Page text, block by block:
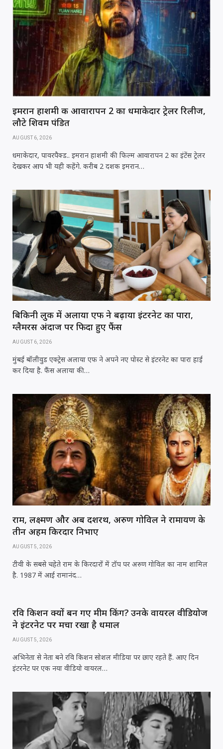
इमरान हाशमी की आवारापन 2 का धमाकेदार ट्रेलर रिलीज,
लौटे शिवम पंडित
AUGUST 6, 2026
धमाकेदार, पावरपैक्ड.. इमरान हाशमी की फिल्म आवारापन 2 का इंटेंस ट्रेलर
देखकर आप भी यही कहेंगे. करीब 2 दशक इमरान…
बिकिनी लुक में अलाया एफ ने बढ़ाया इंटरनेट का पारा,
ग्लैमरस अंदाज पर फिदा हुए फैंस
AUGUST 6, 2026
मुंबई बॉलीवुड एक्ट्रेस अलाया एफ ने अपने नए पोस्ट से इंटरनेट का पारा हाई
कर दिया है. फैंस अलाया की…
राम, लक्ष्मण और अब दशरथ, अरुण गोविल ने रामायण के
तीन अहम किरदार निभाए
AUGUST 5, 2026
टीवी के सबसे चहेते राम के किरदारों में टॉप पर अरुण गोविल का नाम शामिल
है. 1987 में आई रामानंद…
रवि किशन क्यों बन गए मीम किंग? उनके वायरल वीडियोज
ने इंटरनेट पर मचा रखा है धमाल
AUGUST 5, 2026
अभिनेता से नेता बने रवि किशन सोशल मीडिया पर छाए रहते हैं. आए दिन
इंटरनेट पर एक नया वीडियो वायरल…